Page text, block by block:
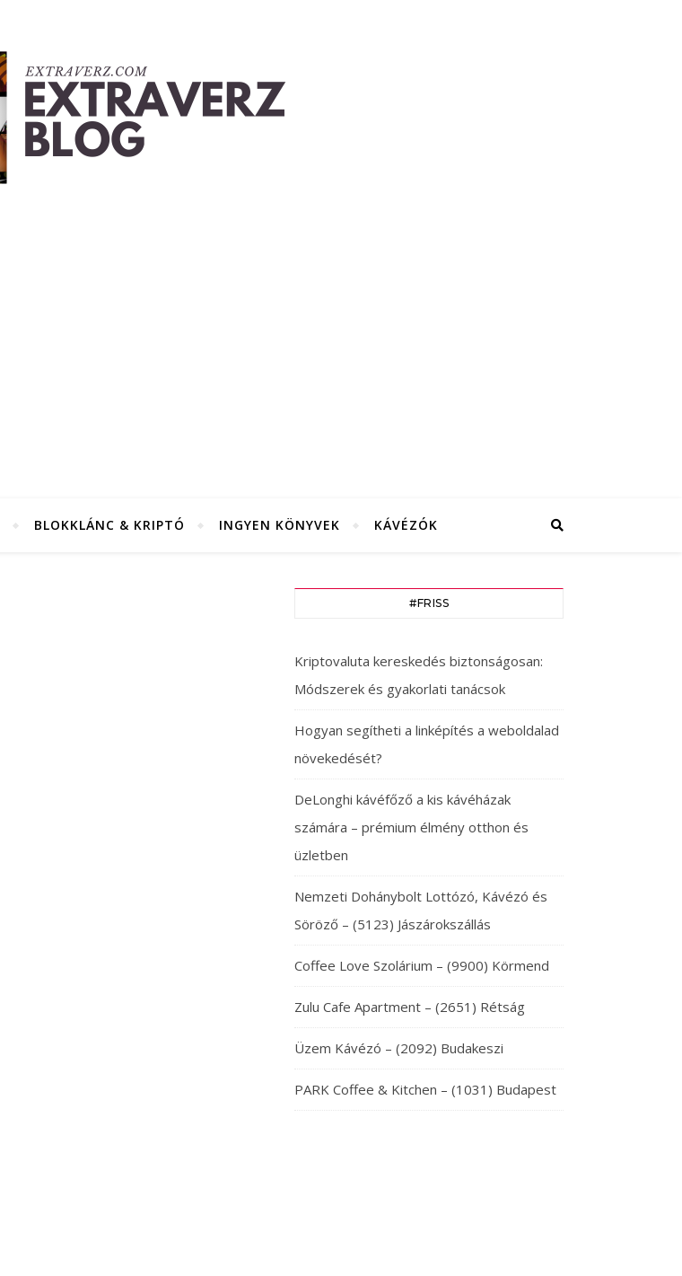
BLOKKLÁNC & KRIPTÓ INGYEN KÖNYVEK KÁVÉZÓK
#FRISS
Kriptovaluta kereskedés biztonságosan:
Módszerek és gyakorlati tanácsok
Hogyan segítheti a linképítés a weboldalad
növekedését?
DeLonghi kávéfőző a kis kávéházak
számára – prémium élmény otthon és
üzletben
Nemzeti Dohánybolt Lottózó, Kávézó és
Söröző – (5123) Jászárokszállás
Coffee Love Szolárium – (9900) Körmend
Zulu Cafe Apartment – (2651) Rétság
Üzem Kávézó – (2092) Budakeszi
PARK Coffee & Kitchen – (1031) Budapest